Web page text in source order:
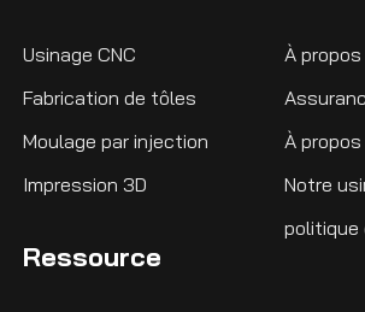
Usinage CNC
Fabrication de tôles
Moulage par injection
Impression 3D
À
À
Notre
politique
Ressource